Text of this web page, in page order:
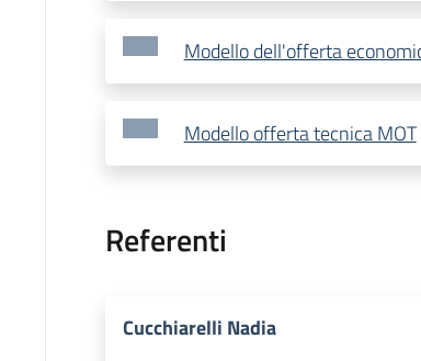
Modello dell'offerta
Modello offerta tecnica MOT
Referenti
Cucchiarelli Nadia